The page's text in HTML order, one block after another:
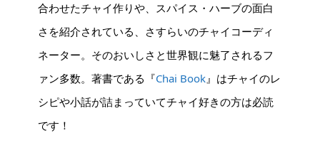
合わせたチャイ作りや、スパイス・ハーブの面白
さを紹介されている、さすらいのチャイコーディ
ネーター。そのおいしさと世界観に魅了されるフ
ァン多数。著書である『Chai Book』はチャイのレ
シピや小話が詰まっていてチャイ好きの方は必読
です！